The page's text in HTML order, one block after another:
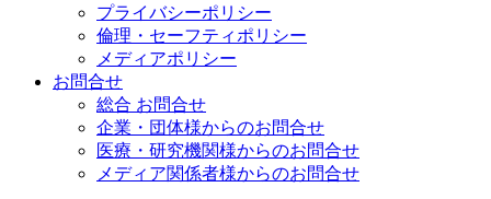
プライバシーポリシー
倫理・セーフティポリシー
メディアポリシー
お問合せ
総合 お問合せ
企業・団体様からのお問合せ
医療・研究機関様からのお問合せ
メディア関係者様からのお問合せ